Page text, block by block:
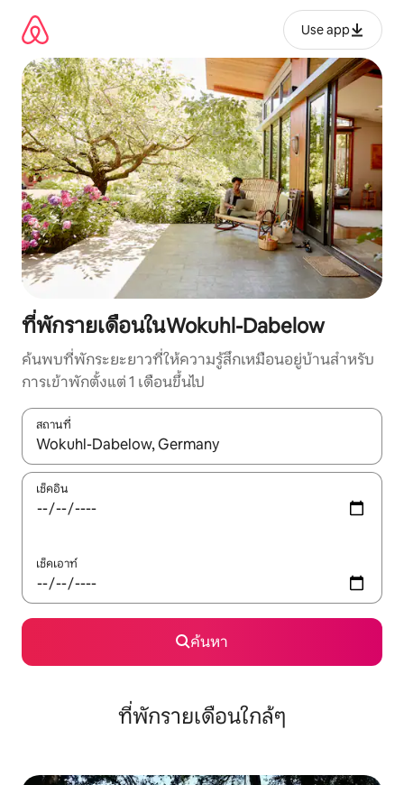
เนื้อหา
Use app
ที่พักรายเดือนในWokuhl-Dabelow
ค้นพบที่พักระยะยาวที่ให้ความรู้สึกเหมือนอยู่บ้านสำหรับ
การเข้าพักตั้งแต่ 1 เดือนขึ้นไป
สถานที่
ใช้ลูกศรขึ้นลง หรือใช้การสัมผัสหรือปัด เพื่อสำรวจผลการค้นหา
เช็คอิน
เช็คเอาท์
ค้นหา
ที่พักรายเดือนใกล้ๆ